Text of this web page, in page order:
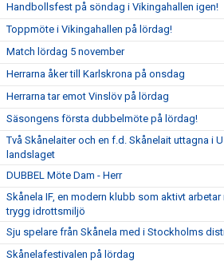
Handbollsfest på söndag i Vikingahallen igen!
Toppmöte i Vikingahallen på lördag!
Match lördag 5 november
Herrarna åker till Karlskrona på onsdag
Herrarna tar emot Vinslöv på lördag
Säsongens första dubbelmöte på lördag!
Två Skånelaiter och en f.d. Skånelait uttagna i
landslaget
DUBBEL Möte Dam - Herr
Skånela IF, en modern klubb som aktivt arbetar
trygg idrottsmiljö
Sju spelare från Skånela med i Stockholms
Skånelafestivalen på lördag